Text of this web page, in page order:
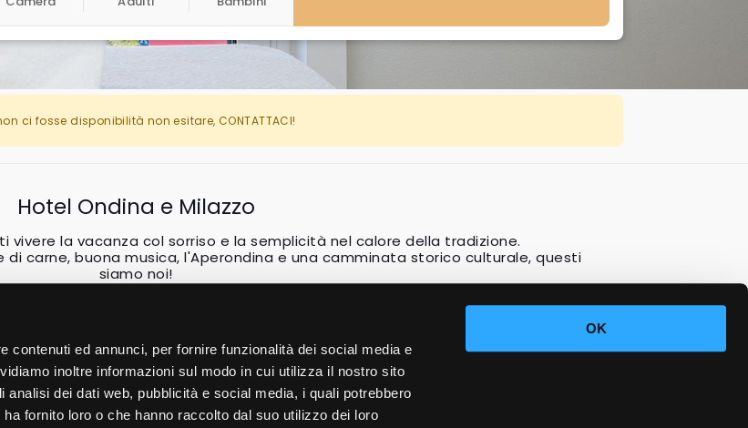
contenuti ed annunci, per fornire funzionalità dei social media e
inoltre informazioni sul modo in cui utilizza il nostro sito
dei dati web, pubblicità e social media, i quali potrebbero
fornito loro o che hanno raccolto dal suo utilizzo dei loro
OK
ci fosse disponibilità non esitare, CONTATTACI!
Hotel Ondina e Milazzo
vivere la vacanza col sorriso e la semplicità nel calore della tradizione.
di carne, buona musica, l'Aperondina e una camminata storico culturale, questi
siamo noi!
Hotel Ondina e Milazzo